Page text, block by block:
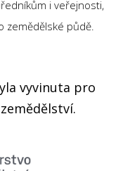
i veřejnosti,
zemědělské půdě.
vyvinuta pro